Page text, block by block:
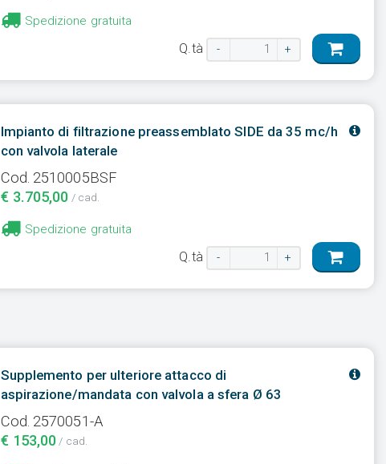
Spedizione gratuita
Q.tà - +
Impianto di filtrazione preassemblato SIDE da 35 mc/h
con valvola laterale
Cod. 2510005BSF
€ 3.705,00 / cad.
Spedizione gratuita
Q.tà - +
Supplemento per ulteriore attacco di
aspirazione/mandata con valvola a sfera Ø 63
Cod. 2570051-A
€ 153,00 / cad.